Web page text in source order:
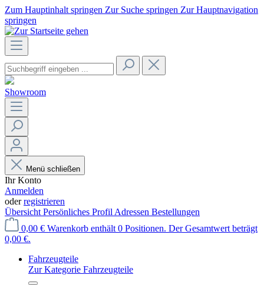
Zum Hauptinhalt springen Zur Suche springen Zur Hauptnavigation
springen
Showroom
Menü schließen
Ihr Konto
Anmelden
oderregistrieren
Übersicht Persönliches Profil Adressen Bestellungen
0,00 € Warenkorb enthält 0 Positionen. Der Gesamtwert beträgt
0,00 €.
Fahrzeugteile
Zur Kategorie Fahrzeugteile